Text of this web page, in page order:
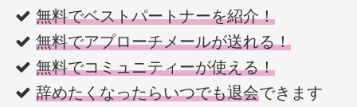
無料でベストパートナーを紹介！
無料でアプローチメールが送れる！
無料でコミュニティーが使える！
辞めたくなったらいつでも退会できます